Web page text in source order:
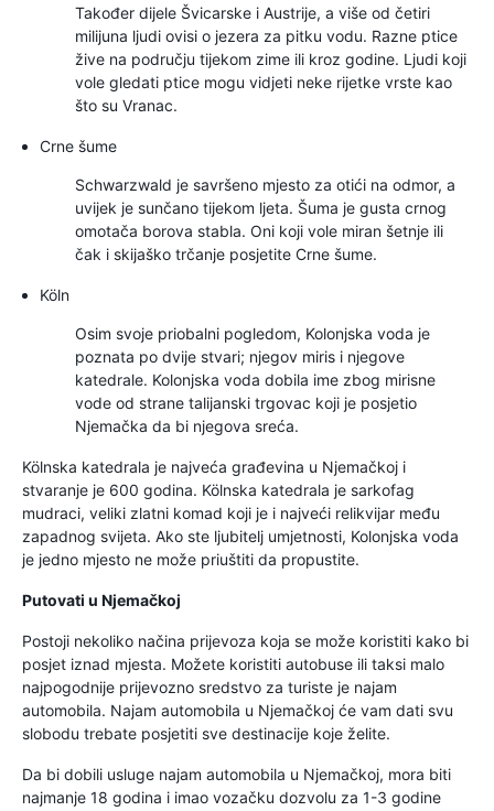
Također dijele Švicarske i Austrije, a više od četiri
milijuna ljudi ovisi o jezera za pitku vodu. Razne ptice
žive na području tijekom zime ili kroz godine. Ljudi koji
vole gledati ptice mogu vidjeti neke rijetke vrste kao
što su Vranac.
Crne šume
Schwarzwald je savršeno mjesto za otići na odmor, a
uvijek je sunčano tijekom ljeta. Šuma je gusta crnog
omotača borova stabla. Oni koji vole miran šetnje ili
čak i skijaško trčanje posjetite Crne šume.
Köln
Osim svoje priobalni pogledom, Kolonjska voda je
poznata po dvije stvari; njegov miris i njegove
katedrale. Kolonjska voda dobila ime zbog mirisne
vode od strane talijanski trgovac koji je posjetio
Njemačka da bi njegova sreća.
Kölnska katedrala je najveća građevina u Njemačkoj i
stvaranje je 600 godina. Kölnska katedrala je sarkofag
mudraci, veliki zlatni komad koji je i najveći relikvijar među
zapadnog svijeta. Ako ste ljubitelj umjetnosti, Kolonjska voda
je jedno mjesto ne može priuštiti da propustite.
Putovati u Njemačkoj
Postoji nekoliko načina prijevoza koja se može koristiti kako bi
posjet iznad mjesta. Možete koristiti autobuse ili taksi malo
najpogodnije prijevozno sredstvo za turiste je najam
automobila. Najam automobila u Njemačkoj će vam dati svu
slobodu trebate posjetiti sve destinacije koje želite.
Da bi dobili usluge najam automobila u Njemačkoj, mora biti
najmanje 18 godina i imao vozačku dozvolu za 1-3 godine